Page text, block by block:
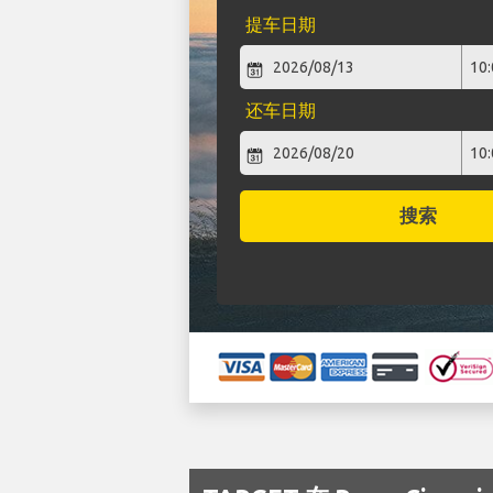
提车日期
还车日期
搜索